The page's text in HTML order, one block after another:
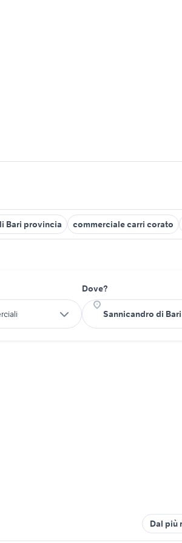
Bari provincia commerciale carri corato
Dove?
Dal più